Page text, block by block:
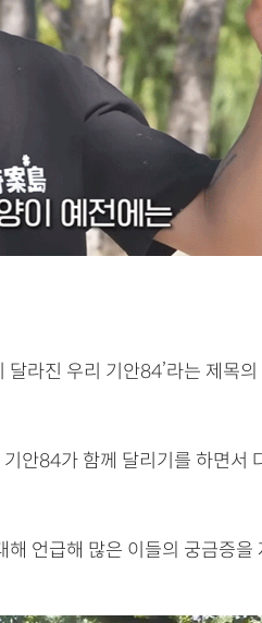
달라진 우리 기안84’라는 제목의
안84가 함께 달리기를 하면서
언급해 많은 이들의 궁금증을